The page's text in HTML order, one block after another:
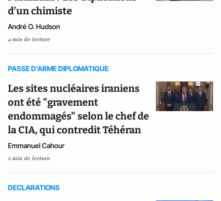
d’un chimiste
André O. Hudson
4 min de lecture
PASSE D'ARME DIPLOMATIQUE
Les sites nucléaires iraniens
ont été "gravement
endommagés" selon le chef de
la CIA, qui contredit Téhéran
Emmanuel Cahour
2 min de lecture
DECLARATIONS